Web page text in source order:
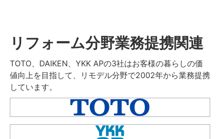
リフォーム分野業務提携関連
TOTO、DAIKEN、YKK APの3社はお客様の暮らしの価
値向上を目指して、リモデル分野で2002年から業務提携
しています。